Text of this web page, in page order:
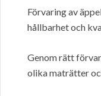
Förvaring av
hållbarhet och
Genom rätt
olika maträtter